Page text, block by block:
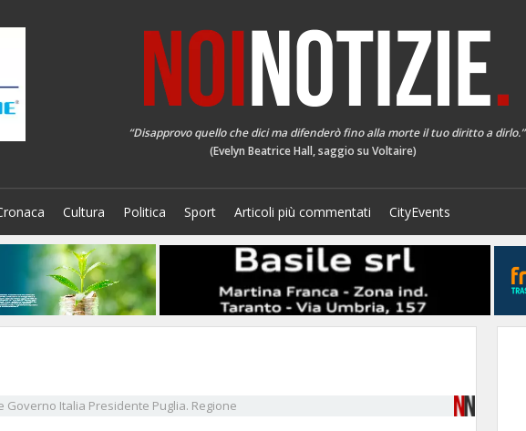
“Disapprovo quello che dici ma difenderò fino alla morte il tuo diritto a dirlo.”
(Evelyn Beatrice Hall, saggio su Voltaire)
Cultura Politica Sport Articoli più commentati CityEvents
Governo Italia Presidente Puglia. Regione